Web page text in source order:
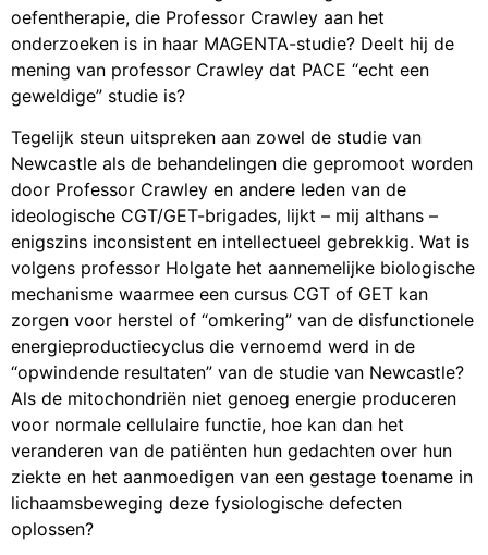
oefentherapie, die Professor Crawley aan het
onderzoeken is in haar MAGENTA-studie? Deelt hij de
mening van professor Crawley dat PACE “echt een
geweldige” studie is?
Tegelijk steun uitspreken aan zowel de studie van
Newcastle als de behandelingen die gepromoot worden
door Professor Crawley en andere leden van de
ideologische CGT/GET-brigades, lijkt – mij althans –
enigszins inconsistent en intellectueel gebrekkig. Wat is
volgens professor Holgate het aannemelijke biologische
mechanisme waarmee een cursus CGT of GET kan
zorgen voor herstel of “omkering” van de disfunctionele
energieproductiecyclus die vernoemd werd in de
“opwindende resultaten” van de studie van Newcastle?
Als de mitochondriën niet genoeg energie produceren
voor normale cellulaire functie, hoe kan dan het
veranderen van de patiënten hun gedachten over hun
ziekte en het aanmoedigen van een gestage toename in
lichaamsbeweging deze fysiologische defecten
oplossen?